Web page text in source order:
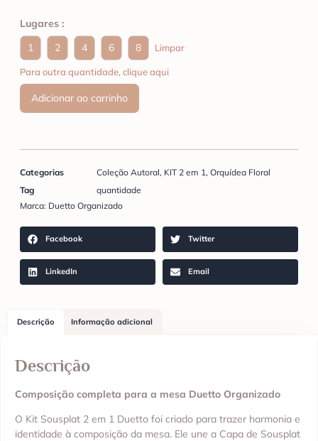
Lugares :
1
2 4 6 8 Limpar
Para outra quantidade, clique aqui
Adicionar ao carrinho
Categorias Coleção Autoral, KIT 2 em 1, Orquídea Floral
Tag
quantidade
Marca: Duetto Organizado
Facebook Twitter
LinkedIn Email
Descrição Informação adicional
Descrição
Composição completa para a mesa Duetto Organizado
O Kit Sousplat 2 em 1 Duetto foi criado para trazer harmonia e
identidade à composição da mesa. Ele une a Capa de Sousplat